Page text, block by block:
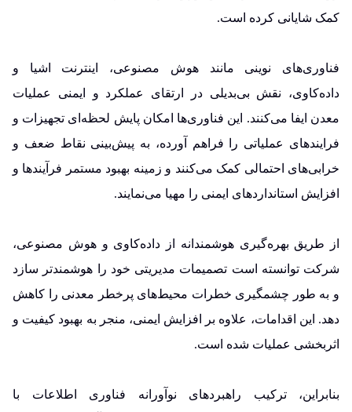
کمک شایانی کرده است.
فناوری‌های نوینی مانند هوش مصنوعی، اینترنت اشیا و
داده‌کاوی، نقش بی‌بدیلی در ارتقای عملکرد و ایمنی عملیات
معدن ایفا می‌کنند. این فناوری‌ها امکان پایش لحظه‌ای تجهیزات و
فرایندهای عملیاتی را فراهم آورده، به پیش‌بینی نقاط ضعف و
خرابی‌های احتمالی کمک می‌کنند و زمینه بهبود مستمر فرآیندها و
افزایش استانداردهای ایمنی را مهیا می‌نمایند.
از طریق بهره‌گیری هوشمندانه از داده‌کاوی و هوش مصنوعی،
شرکت توانسته است تصمیمات مدیریتی خود را هوشمندتر سازد
و به طور چشمگیری خطرات محیط‌های پرخطر معدنی را کاهش
دهد. این اقدامات، علاوه بر افزایش ایمنی، منجر به بهبود کیفیت و
اثربخشی عملیات شده است.
بنابراین، ترکیب راهبردهای نوآورانه فناوری اطلاعات با